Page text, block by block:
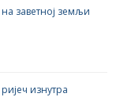
заветној земљи
изнутра